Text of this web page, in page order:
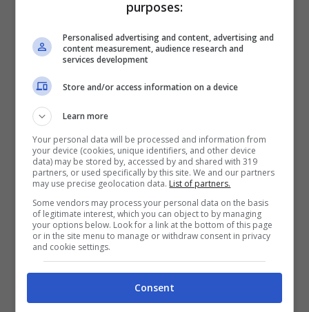
accaduto spesso anche in passato, anche
perchè non sembra esserci una vera e
propria soluzione al momento con
l’aeroporto che in grande difficoltà di
fronte a questa situazione.
L’unica soluzione reale è quella della
contrattazione per cercare di scendere a
patti con chi ha deciso di scioperare e
magari avrà anche i suoi motivi per farlo.
Clicca qui per le foto dell’aeroporto di
Barcellona.
purposes:
Personalised advertising and content, advertising and
content measurement, audience research and
services development
Store and/or access information on a device
Learn more
Your personal data will be processed and information from
your device (cookies, unique identifiers, and other device
data) may be stored by, accessed by and shared with 319
partners, or used specifically by this site. We and our partners
may use precise geolocation data. List of partners.
Some vendors may process your personal data on the basis
of legitimate interest, which you can object to by managing
your options below. Look for a link at the bottom of this page
or in the site menu to manage or withdraw consent in privacy
and cookie settings.
Consent